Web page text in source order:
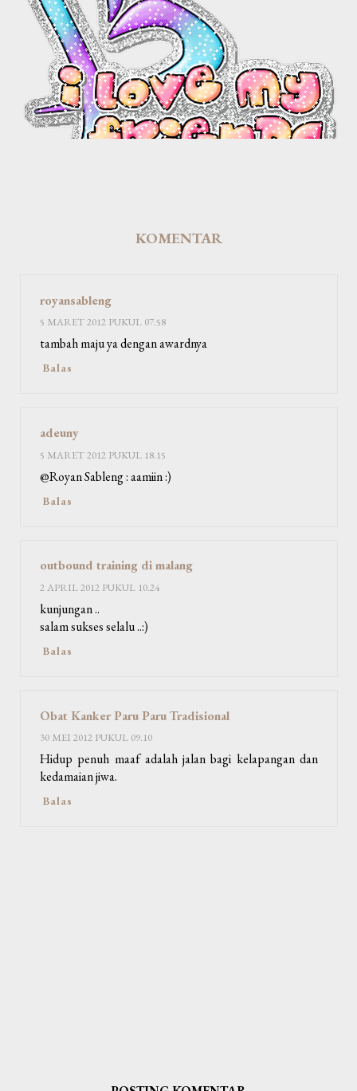
KOMENTAR
royansableng
5 MARET 2012 PUKUL 07.58
tambah maju ya dengan awardnya
Balas
adeuny
5 MARET 2012 PUKUL 18.15
@Royan Sableng : aamiin :)
Balas
outbound training di malang
2 APRIL 2012 PUKUL 10.24
kunjungan ..
salam sukses selalu ..:)
Balas
Obat Kanker Paru Paru Tradisional
30 MEI 2012 PUKUL 09.10
Hidup penuh maaf adalah jalan bagi kelapangan dan
kedamaian jiwa.
Balas